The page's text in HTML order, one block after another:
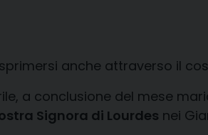
anche attraverso il
a conclusione del mese
Signora di Lourdes nei